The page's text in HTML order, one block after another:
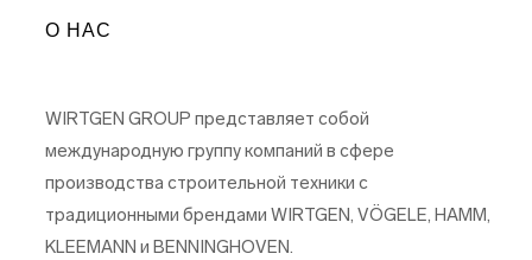
О НАС
WIRTGEN GROUP представляет собой
международную группу компаний в сфере
производства строительной техники с
традиционными брендами WIRTGEN, VÖGELE, HAMM,
KLEEMANN и BENNINGHOVEN.